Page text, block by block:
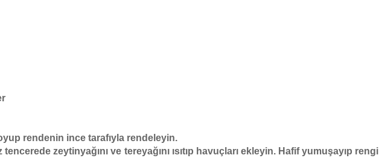
rendenin ince tarafıyla rendeleyin.
tencerede zeytinyağını ve tereyağını ısıtıp havuçları ekleyin. Hafif yumuşayıp rengi